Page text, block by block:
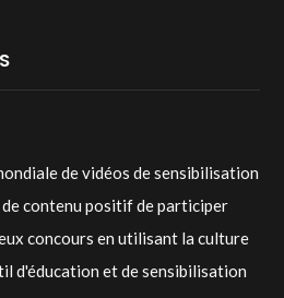
de vidéos de sensibilisation
contenu positif de participer
concours en utilisant la culture
d'éducation et de sensibilisation